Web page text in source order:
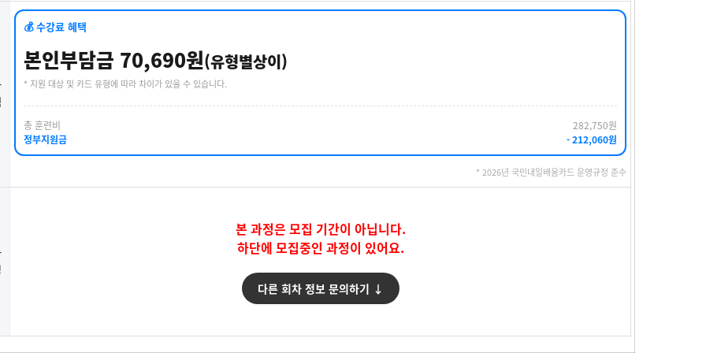
💰 수강료 혜택
본인부담금 70,690원(유형별상이)
* 지원 대상 및 카드 유형에 따라 차이가 있을 수 있습니다.
총 훈련비
282,750원
정부지원금
- 212,060원
* 2026년 국민내일배움카드 운영규정 준수
본 과정은 모집 기간이 아닙니다.
하단에 모집중인 과정이 있어요.
다른 회차 정보 문의하기 ↓